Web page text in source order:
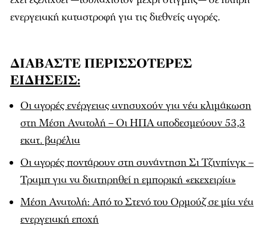
ενεργειακή καταστροφή για τις διεθνείς αγορές.
ΔΙΑΒΑΣΤΕ ΠΕΡΙΣΣΟΤΕΡΕΣ
ΕΙΔΗΣΕΙΣ:
Οι αγορές ενέργειας ανησυχούν για νέα κλιμάκωση
στη Μέση Ανατολή – Οι ΗΠΑ αποδεσμεύουν 53,3
εκατ. βαρέλια
Οι αγορές ποντάρουν στη συνάντηση Σι Τζινπίνγκ –
Τραμπ για να διατηρηθεί η εμπορική «εκεχειρία»
Μέση Ανατολή: Από το Στενό του Ορμούζ σε μία νέα
ενεργειακή εποχή